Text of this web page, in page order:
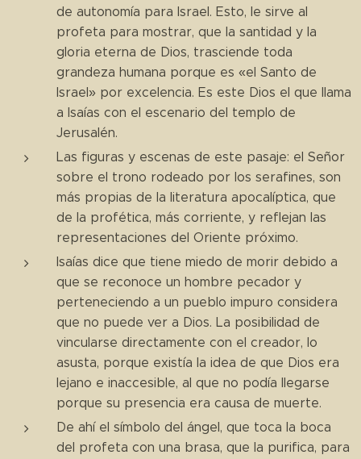
de autonomía para Israel. Esto, le sirve al
profeta para mostrar, que la santidad y la
gloria eterna de Dios, trasciende toda
grandeza humana porque es «el Santo de
Israel» por excelencia. Es este Dios el que llama
a Isaías con el escenario del templo de
Jerusalén.
Las figuras y escenas de este pasaje: el Señor
sobre el trono rodeado por los serafines, son
más propias de la literatura apocalíptica, que
de la profética, más corriente, y reflejan las
representaciones del Oriente próximo.
Isaías dice que tiene miedo de morir debido a
que se reconoce un hombre pecador y
perteneciendo a un pueblo impuro considera
que no puede ver a Dios. La posibilidad de
vincularse directamente con el creador, lo
asusta, porque existía la idea de que Dios era
lejano e inaccesible, al que no podía llegarse
porque su presencia era causa de muerte.
De ahí el símbolo del ángel, que toca la boca
del profeta con una brasa, que la purifica, para